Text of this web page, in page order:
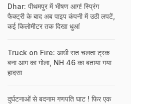
Dhar: पीथमपुर में भीषण आग! स्प्रिंग
फैक्ट्री के बाद अब पाइप कंपनी में उठी लपटें,
कई किलोमीटर तक दिखा धुआं
Truck on Fire: आधी रात चलता ट्रक
बना आग का गोला, NH 46 का बताया गया
हादसा
दुर्घटनाओं से बदनाम गणपति घाट ! फिर एक